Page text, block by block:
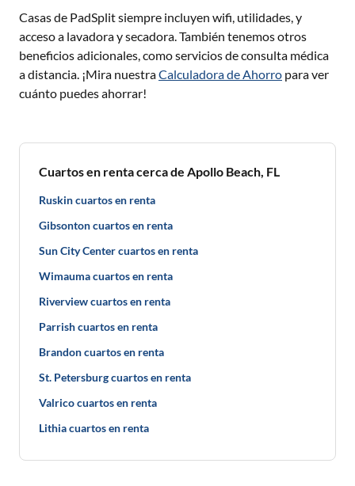
Casas de PadSplit siempre incluyen wifi, utilidades, y
acceso a lavadora y secadora. También tenemos otros
beneficios adicionales, como servicios de consulta médica
a distancia. ¡Mira nuestraCalculadora de Ahorro para ver
cuánto puedes ahorrar!
Cuartos en renta cerca de Apollo Beach, FL
Ruskin cuartos en renta
Gibsonton cuartos en renta
Sun City Center cuartos en renta
Wimauma cuartos en renta
Riverview cuartos en renta
Parrish cuartos en renta
Brandon cuartos en renta
St. Petersburg cuartos en renta
Valrico cuartos en renta
Lithia cuartos en renta